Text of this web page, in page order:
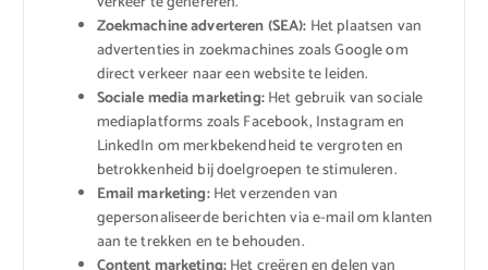
Zoekmachine adverteren (SEA): Het plaatsen van
advertenties in zoekmachines zoals Google om
direct verkeer naar een website te leiden.
Sociale media marketing:Het gebruik van sociale
mediaplatforms zoals Facebook, Instagram en
LinkedIn om merkbekendheid te vergroten en
betrokkenheid bij doelgroepen te stimuleren.
Email marketing:Het verzenden van
gepersonaliseerde berichten via e-mail om klanten
aan te trekken en te behouden.